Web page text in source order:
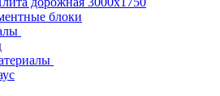
блоки